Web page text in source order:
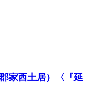
家西土居）〈『延